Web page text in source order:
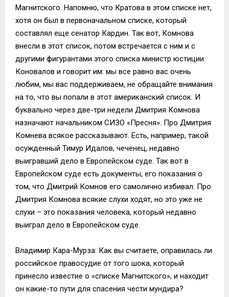
Магнитского. Напомню, что Кратова в этом списке нет,
хотя он был в первоначальном списке, который
составлял еще сенатор Кардин. Так вот, Комнова
внесли в этот список, потом встречается с ним и с
другими фигурантами этого списка министр юстиции
Коновалов и говорит им: мы все равно вас очень
любим, мы вас поддерживаем, не обращайте внимания
на то, что вы попали в этот американский список. И
буквально через две-три недели Дмитрия Комнова
назначают начальником СИЗО «Пресня». Про Дмитрия
Комнева всякое рассказывают. Есть, например, такой
осужденный Тимур Идалов, чеченец, недавно
выигравший дело в Европейском суде. Так вот в
Европейском суде есть документы, его показания о
том, что Дмитрий Комнов его самолично избивал. Про
Дмитрия Комнова всякие слухи ходят, но это уже не
слухи – это показания человека, который недавно
выиграл дело в Европейском суде.
Владимир Кара-Мурза: Как вы считаете, оправилась ли
российское правосудие от того шока, который
принесло известие о «списке Магнитского», и находит
он какие-то пути для спасения чести мундира?